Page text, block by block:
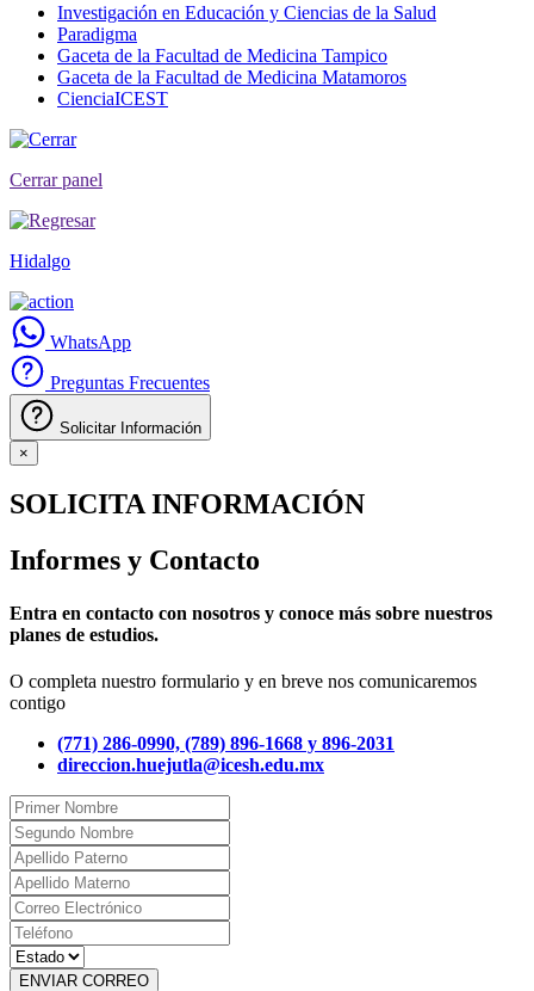
Investigación en Educación y Ciencias de la Salud
Paradigma
Gaceta de la Facultad de Medicina Tampico
Gaceta de la Facultad de Medicina Matamoros
CienciaICEST
Cerrar panel
Hidalgo
WhatsApp
Preguntas Frecuentes
Solicitar Información
×
SOLICITA INFORMACIÓN
Informes y Contacto
Entra en contacto con nosotros y conoce más sobre nuestros
planes de estudios.
O completa nuestro formulario y en breve nos comunicaremos
contigo
(771) 286-0990, (789) 896-1668 y 896-2031
direccion.huejutla@icesh.edu.mx
ENVIAR CORREO